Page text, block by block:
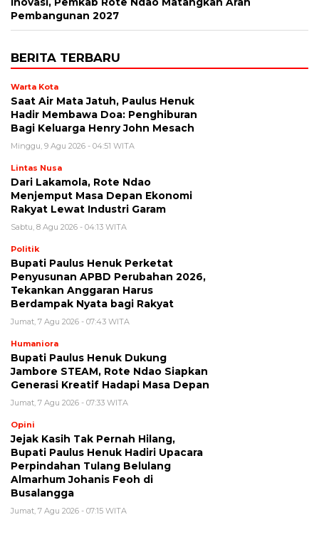
Pembangunan 2027
BERITA TERBARU
Warta Kota
Saat Air Mata Jatuh, Paulus Henuk
Hadir Membawa Doa: Penghiburan
Bagi Keluarga Henry John Mesach
Minggu, 9 Agu 2026 - 04:51 WITA
Lintas Nusa
Dari Lakamola, Rote Ndao
Menjemput Masa Depan Ekonomi
Rakyat Lewat Industri Garam
Sabtu, 8 Agu 2026 - 04:13 WITA
Politik
Bupati Paulus Henuk Perketat
Penyusunan APBD Perubahan 2026,
Tekankan Anggaran Harus
Berdampak Nyata bagi Rakyat
Jumat, 7 Agu 2026 - 07:43 WITA
Humaniora
Bupati Paulus Henuk Dukung
Jambore STEAM, Rote Ndao Siapkan
Generasi Kreatif Hadapi Masa Depan
Jumat, 7 Agu 2026 - 07:33 WITA
Opini
Jejak Kasih Tak Pernah Hilang,
Bupati Paulus Henuk Hadiri Upacara
Perpindahan Tulang Belulang
Almarhum Johanis Feoh di
Busalangga
Jumat, 7 Agu 2026 - 07:15 WITA